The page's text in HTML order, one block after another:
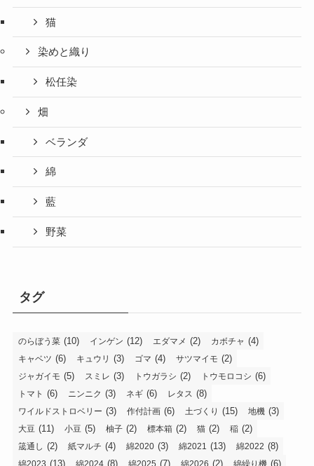
猫
染めと織り
松任染
畑
ベランダ
綿
藍
野菜
タグ
のらぼう菜 (10) インゲン (12) エダマメ (2) カボチャ (4)
キャベツ (6) キュウリ (3) ゴマ (4) サツマイモ (2)
ジャガイモ (5) スミレ (3) トウガラシ (2) トウモロコシ (6)
トマト (6) ニンニク (3) ネギ (6) レタス (8)
ワイルドストロベリー (3) 作付計画 (6) 土づくり (15) 地機 (3)
大豆 (11) 小豆 (5) 柚子 (2) 標本箱 (2) 猫 (2) 稲 (2)
筬通し (2) 紙マルチ (4) 綿2020 (3) 綿2021 (13) 綿2022 (8)
綿2023 (13) 綿2024 (8) 綿2025 (7) 綿2026 (2) 綿繰り機 (6)